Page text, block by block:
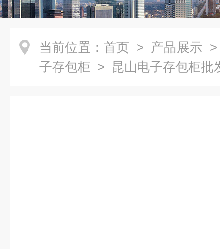
当前位置： 首页 > 产品展示
子存包柜 > 昆山电子存包柜批